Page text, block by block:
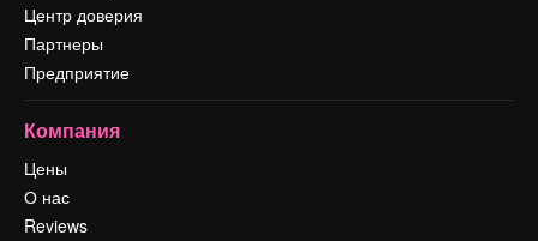
Центр доверия
Партнеры
Предприятие
Компания
Цены
О нас
Reviews